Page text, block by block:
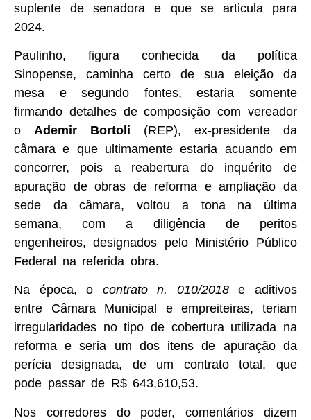
suplente de senadora e que se articula para
2024.
Paulinho, figura conhecida da política
Sinopense, caminha certo de sua eleição da
mesa e segundo fontes, estaria somente
firmando detalhes de composição com vereador
o Ademir Bortoli (REP), ex-presidente da
câmara e que ultimamente estaria acuando em
concorrer, pois a reabertura do inquérito de
apuração de obras de reforma e ampliação da
sede da câmara, voltou a tona na última
semana, com a diligência de peritos
engenheiros, designados pelo Ministério Público
Federal na referida obra.
Na época, o contrato n. 010/2018e aditivos
entre Câmara Municipal e empreiteiras, teriam
irregularidades no tipo de cobertura utilizada na
reforma e seria um dos itens de apuração da
perícia designada, de um contrato total, que
pode passar de R$ 643,610,53.
Nos corredores do poder, comentários dizem